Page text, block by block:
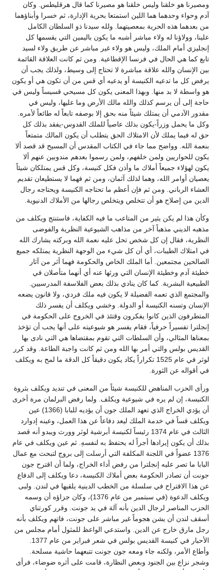
ومصيرنا هو خلقنا وليس خلقنا هو مصيرنا كما قال هرقليطس. وكان
آدم وحواء وحدهما هما اللين استمتعا بحرية الإدارة، ثم خسرا وأبناؤهما
من بعدهما هذه الحرية بمعصيتهما. ولله سيدنا ذو السلطان الكامل
علينا، وولاؤنا له ولاء مباشر أشبه ما يكون باليمين التي يقسمها كل
إنجليزي أمام الملك، وليس هو ولاء غير مباشر عن طريق ولاء لسيد
تابع كما هي الحال في فرنسا الإقطاعية. ومن ثم كانت العلاقة القائمة
بين الإنسان والله علاقة مباشرة لا تحتاج إلى وسيط، ولذلك يجب أن
يرفض كل ما تدعيه الكنيسة أو يدعيه أي قس من أن تكون هي أو يكون
هو واسطة لا بد منها. وبهذا المعنى يكون كل مسيحي قسيساً وليس في
حاجة إلى أن يرسم كذلك والله مالك الأرض وما عليها، وليس في
مقدور الآدمي أن يمتلك شيئاً منه بحق إلا بوصفه تابعاً له طائعاً لأمره.
وكل ما يحمل وزراً-يكون بذلك عاصياً للملك القدوس-يفقد بذلك كل
حق له فيما يملك لأن الامتلاك الحق يتطلب أن يكون المالك متمتعاً
بنعمة الله. وواضح مما جاء في الكتاب المقدس أن المسيح قد قصد ألا
يكون للحواريين ولمن خلفهم، ولمن رسموا بعدهم مندوبين عنهم ألا
يكون لهؤلاء جميعاً أملاك ما وأذن فكل كنيسة، وكل قس يمتلكان شيئاً
يعصيان أوامر الله، وهما لذلك آثمان، ومن ثم فهما لا يستطيعان تقديم
العشاء الرباني. ومن ثم فإن أعظم ما تحتاجه الكنيسة ويحتاجه رجال
الدين من إصلاح هو أن تتخلص ويتخلص رجالها من الأملاك الدنيوية.
وكأن هذا لم يكن يثير من المتاعب ما فيه الكفاية، فاستنتج ويكلف من
مذهبه الديني مذهباً آخر من مذاهب الشيوعية النظرية والفوضى
النظرية، فقال إن كل شخص تحل عليه نعمة الله وبركته يشارك الله
في امتلاك الطيبات، أي أن كل شيء من الوجهة النظرية يمتلكه جميع
الصالحين مجتمعين. أما الملك الخاص والحكومة فهما أثر من آثار
خطيئة آدم وخطيئة الإنسان التي ورثها عنه أي أنهما متأصلان في
الطبيعية البشرية. كما كان ينادي بذلك بعض الفلاسفة المدرسيين.
والمجتمع الذي تعمه الفضيلة لا يكون فيه ملك فردي، ولا قانون يضعه
الإنسان وتسنه الكنيسة أو الدولة. وخشي ويكلف أن يفسر ذلك
المتطرفون الذين كانوا يفكرون وقتئذ في الخروج على الحكومة في
إنجلترا تفسيراً حرفياً، فقام يفسر هو شيوعيته على أنها يجب أن تؤخذ
بمعناها المثالي، وأن السلطات التي تقوم بمقتضاها هي التي نادى بها
القديس بولس والتي أمر بها الله ومن ثم كانت واجبة الطاعة. وقد كرر
لوثر في عام 1525 تكراراً يكاد يكون دقيقاً كل الدقة ما لمح به ويكلف
في أقواله عن الثورة.
ورأى الحزب المناهض للكنيسة شيئاً من المعنى في تنديد ويكلف بثروة
الكنيسة، إن لم يره في شيوعية ويكلف. ولما رفض البرلمان مرة أخرى
أن يؤدي الخراج الذي تعهد الملك جون أن يؤديه للبابا (1366) عين
ويكلف قساً في خدمة الملك ليعد دفاعاً عن هذا العمل، وعينه إدوارد
الثالث في عام 1374 رئيساً لكنيسة أبرشية لوثر وورث ويبدو أنه قصد
بذلك أن يكون إيرادها أجراً له يحتفظ به لنفسهِ. ثم عين ويكلف في عام
1376 عضواً في اللجنة المكلفة التي أرسلت إلى بروج لتبحث مع عمال
البابا ما تصر عليه إنجلترا من رفض أداء الخراج، ولما أن اقترح جون
جونت أن تصادر الحكومة بعض أملاك الكنيسة، دعا ويكلف إلى الدفاع
عن هذا الاقتراح في سلسلة من الخطب الدينية يلقيها في لندن. ولبى
ويكلف الدعوة (في سبتمبر من عام 1376)، وكان جزاؤه أن وسمه
الحزب المناصر لرجال الدين بأنه آلة في يد جونت. وقرر كورتناي
أسقف لندن أن يشن هجوماً غير مباشر على جونت، فاتهم ويكلف بأنه
رجل مارق خارج عن الدين. واستدعي الواعظ للمثول أمام مجلس من
الأحبار في كنيسة القديس بولس في شعر فبراير من عام 1377.
وأطاع الأمر، ولكنه جاء ومعه جون جونت تتبعهما حاشية مسلحة.
وشجر نزاع بين الجنود وبعض النظارة، قامت على أثره ضوضاء، فرأى